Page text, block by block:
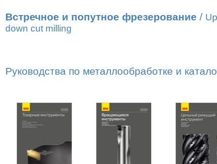
Встречное и попутное фрезерование /
down cut milling
Руководства по металлообработке и